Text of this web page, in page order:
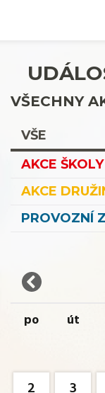
VŠECHNY
VŠE
AKCE ŠKOLY
AKCE
PROVOZNÍ
po út